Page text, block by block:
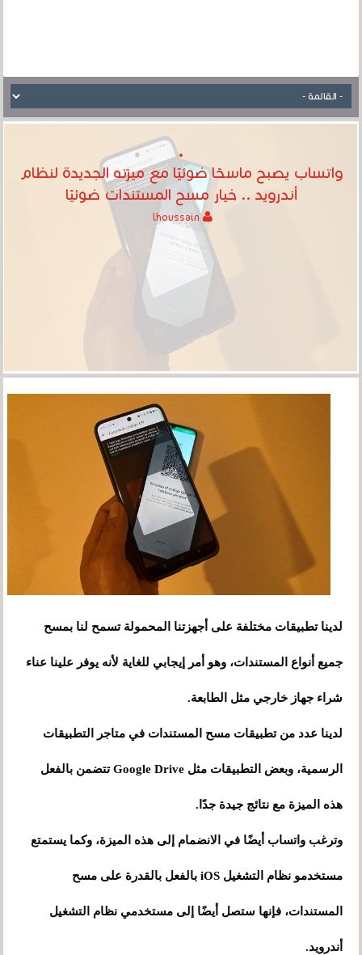
واتساب يصبح ماسحًا ضوئيًا مع ميزته الجديدة لنظام
أندرويد .. خيار مسح المستندات ضوئيًا
لدينا تطبيقات مختلفة على أجهزتنا المحمولة تسمح لنا بمسح
جميع أنواع المستندات، وهو أمر إيجابي للغاية لأنه يوفر علينا عناء
شراء جهاز خارجي مثل الطابعة.
لدينا عدد من تطبيقات مسح المستندات في متاجر التطبيقات
الرسمية، وبعض التطبيقات مثل Google Drive تتضمن بالفعل
هذه الميزة مع نتائج جيدة جدًا.
وترغب واتساب أيضًا في الانضمام إلى هذه الميزة، وكما يستمتع
مستخدمو نظام التشغيل iOS بالفعل بالقدرة على مسح
المستندات، فإنها ستصل أيضًا إلى مستخدمي نظام التشغيل
أندرويد.